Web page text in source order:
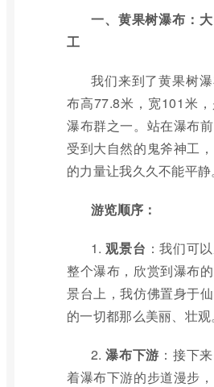
一、黄果树瀑布：
工
我们来到了黄果树
布高77.8米，宽101米
瀑布群之一。站在瀑布
受到大自然的鬼斧神工
的力量让我久久不能平静
游览顺序：
1.观景台 ：我们可
整个瀑布，欣赏到瀑布
景台上，我仿佛置身于
的一切都那么美丽、壮观
2.瀑布下游 ：接下
着瀑布下游的步道漫步